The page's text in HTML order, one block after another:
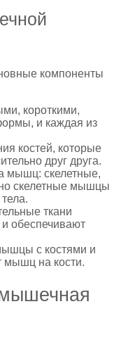
компоненты
короткими,
и каждая из
костей, которые
друг друга.
мышц: скелетные,
скелетные мышцы
ткани
обеспечивают
с костями и
мышц на кости.
мышечная